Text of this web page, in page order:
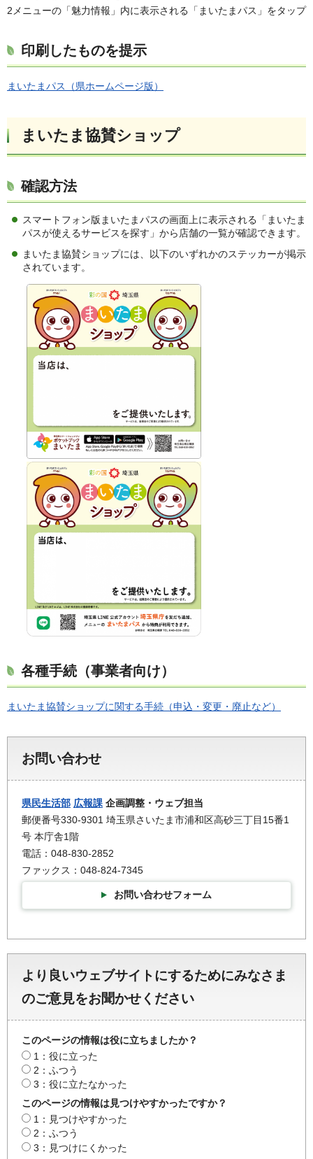
2メニューの「魅力情報」内に表示される「まいたまパス」をタップ
印刷したものを提示
まいたまパス（県ホームページ版）
まいたま協賛ショップ
確認方法
スマートフォン版まいたまパスの画面上に表示される「まいたま
パスが使えるサービスを探す」から店舗の一覧が確認できます。
まいたま協賛ショップには、以下のいずれかのステッカーが掲示
されています。
各種手続（事業者向け）
まいたま協賛ショップに関する手続（申込・変更・廃止など）
お問い合わせ
県民生活部 広報課 企画調整・ウェブ担当
郵便番号330-9301 埼玉県さいたま市浦和区高砂三丁目15番1
号 本庁舎1階
電話：048-830-2852
ファックス：048-824-7345
お問い合わせフォーム
より良いウェブサイトにするためにみなさま
のご意見をお聞かせください
このページの情報は役に立ちましたか？
1：役に立った
2：ふつう
3：役に立たなかった
このページの情報は見つけやすかったですか？
1：見つけやすかった
2：ふつう
3：見つけにくかった